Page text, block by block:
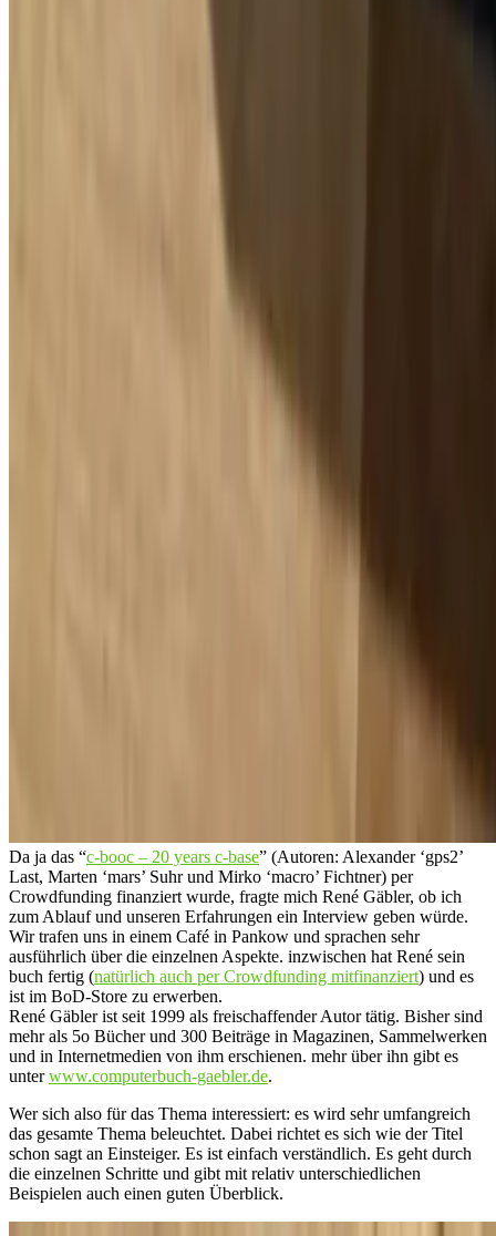
Da ja das “c-booc – 20 years c-base” (Autoren: Alexander ‘gps2’
Last, Marten ‘mars’ Suhr und Mirko ‘macro’ Fichtner) per
Crowdfunding finanziert wurde, fragte mich René Gäbler, ob ich
zum Ablauf und unseren Erfahrungen ein Interview geben würde.
Wir trafen uns in einem Café in Pankow und sprachen sehr
ausführlich über die einzelnen Aspekte. inzwischen hat René sein
buch fertig (natürlich auch per Crowdfunding mitfinanziert) und es
ist im BoD-Store zu erwerben.
René Gäbler ist seit 1999 als freischaffender Autor tätig. Bisher sind
mehr als 5o Bücher und 300 Beiträge in Magazinen, Sammelwerken
und in Internetmedien von ihm erschienen. mehr über ihn gibt es
unterwww.computerbuch-gaebler.de.
Wer sich also für das Thema interessiert: es wird sehr umfangreich
das gesamte Thema beleuchtet. Dabei richtet es sich wie der Titel
schon sagt an Einsteiger. Es ist einfach verständlich. Es geht durch
die einzelnen Schritte und gibt mit relativ unterschiedlichen
Beispielen auch einen guten Überblick.